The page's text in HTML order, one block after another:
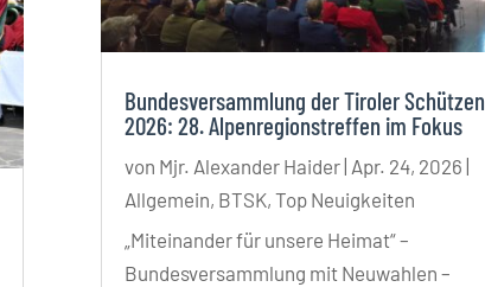
Bundesversammlung der Tiroler Schützen
2026: 28. Alpenregionstreffen im Fokus
von Mjr. Alexander Haider| Apr. 24, 2026
Allgemein, BTSK, Top Neuigkeiten
„Miteinander für unsere Heimat“ –
Bundesversammlung mit Neuwahlen –